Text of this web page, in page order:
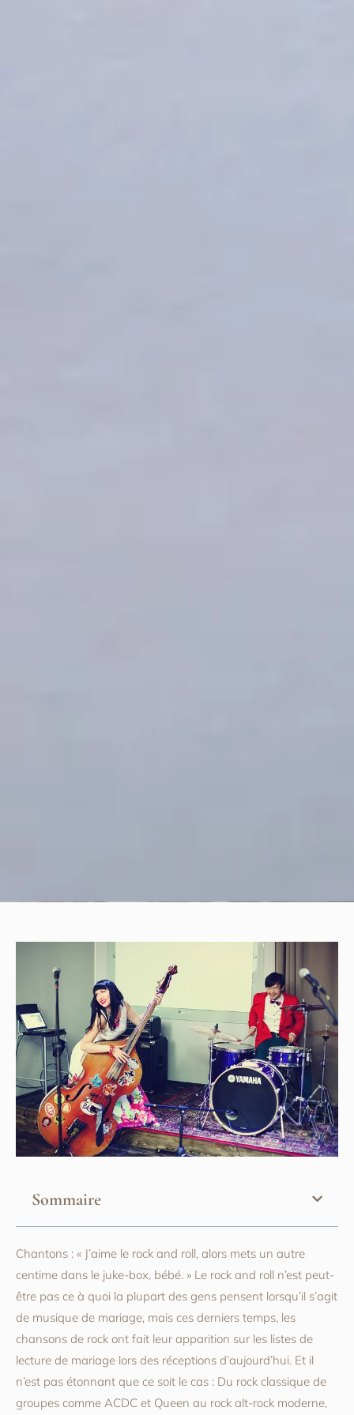
Sommaire
Chantons : « J’aime le rock and roll, alors mets un autre
centime dans le juke-box, bébé. » Le rock and roll n’est peut-
être pas ce à quoi la plupart des gens pensent lorsqu’il s’agit
de musique de mariage, mais ces derniers temps, les
chansons de rock ont fait leur apparition sur les listes de
lecture de mariage lors des réceptions d’aujourd’hui. Et il
n’est pas étonnant que ce soit le cas : Du rock classique de
groupes comme ACDC et Queen au rock alt-rock moderne,